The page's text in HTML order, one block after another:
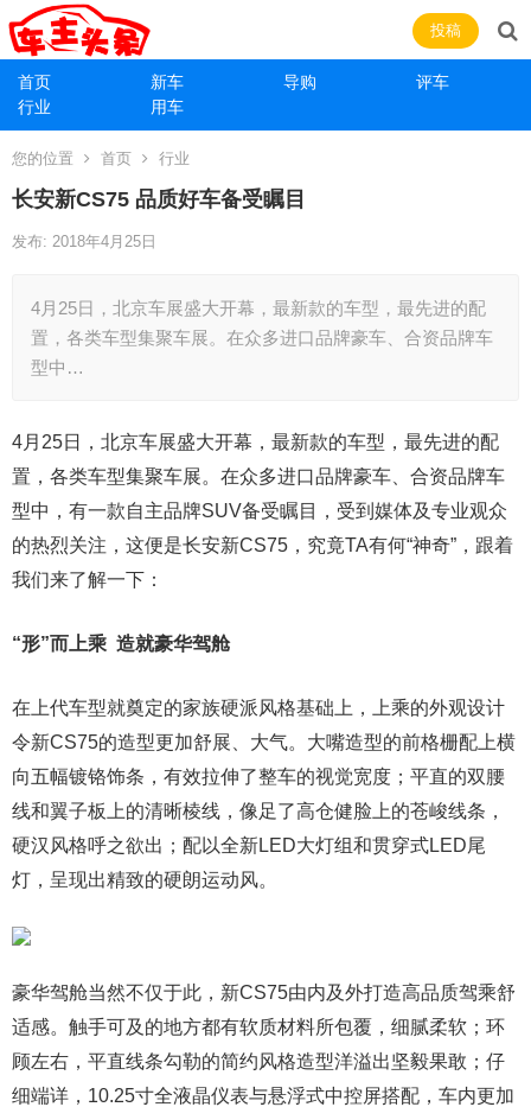
首页 新车 导购
评车
行业
用车
投稿
您的位置 首页 行业
长安新CS75 品质好车备受瞩目
发布: 2018年4月25日
4月25日，北京车展盛大开幕，最新款的车型，最先进的配
置，各类车型集聚车展。在众多进口品牌豪车、合资品牌车
型中…
4月25日，北京车展盛大开幕，最新款的车型，最先进的配
置，各类车型集聚车展。在众多进口品牌豪车、合资品牌车
型中，有一款自主品牌SUV备受瞩目，受到媒体及专业观众
的热烈关注，这便是长安新CS75，究竟TA有何“神奇”，跟着
我们来了解一下：
“形”而上乘 造就豪华驾舱
在上代车型就奠定的家族硬派风格基础上，上乘的外观设计
令新CS75的造型更加舒展、大气。大嘴造型的前格栅配上横
向五幅镀铬饰条，有效拉伸了整车的视觉宽度；平直的双腰
线和翼子板上的清晰棱线，像足了高仓健脸上的苍峻线条，
硬汉风格呼之欲出；配以全新LED大灯组和贯穿式LED尾
灯，呈现出精致的硬朗运动风。
豪华驾舱当然不仅于此，新CS75由内及外打造高品质驾乘舒
适感。触手可及的地方都有软质材料所包覆，细腻柔软；环
顾左右，平直线条勾勒的简约风格造型洋溢出坚毅果敢；仔
细端详，10.25寸全液晶仪表与悬浮式中控屏搭配，车内更加